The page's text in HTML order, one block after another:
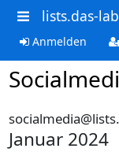
lists.das-
Anmelden
Januar 2024